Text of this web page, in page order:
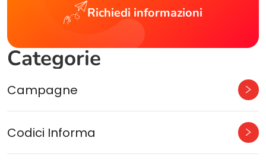
Richiedi informazioni
Categorie
Campagne
Codici Informa